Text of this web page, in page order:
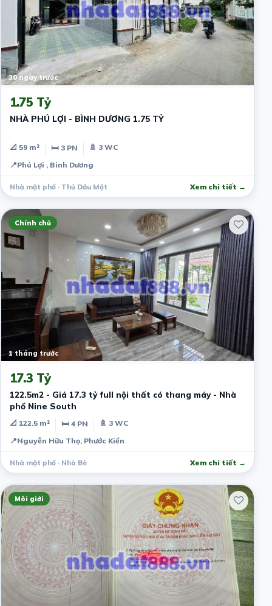
30 ngày trước
1.75 Tỷ
NHÀ PHÚ LỢI - BÌNH DƯƠNG 1.75 TỶ
📐 59 m² 🛏 3 PN
🚿 3 WC
📍Phú Lợi , Binh Dương
Nhà mặt phố · Thủ Dầu Một Xem chi tiết →
Chính chủ
1 tháng trước
17.3 Tỷ
122.5m2 - Giá 17.3 tỷ full nội thất có thang máy - Nhà
phố Nine South
📐 122.5 m² 🛏 4 PN
🚿 3 WC
📍Nguyễn Hữu Thọ, Phước Kiển
Nhà mặt phố · Nhà Bè Xem chi tiết →
Môi giới